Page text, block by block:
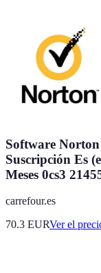
Software
Suscripción Es
Meses 0cs3
carrefour.es
70.3 EURVer el